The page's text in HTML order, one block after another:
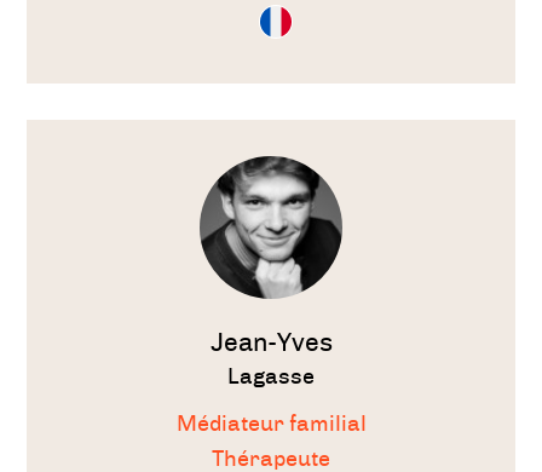
Consultation
en
Voir
Jean-Yves
Lagasse
Médiateur familial
Thérapeute